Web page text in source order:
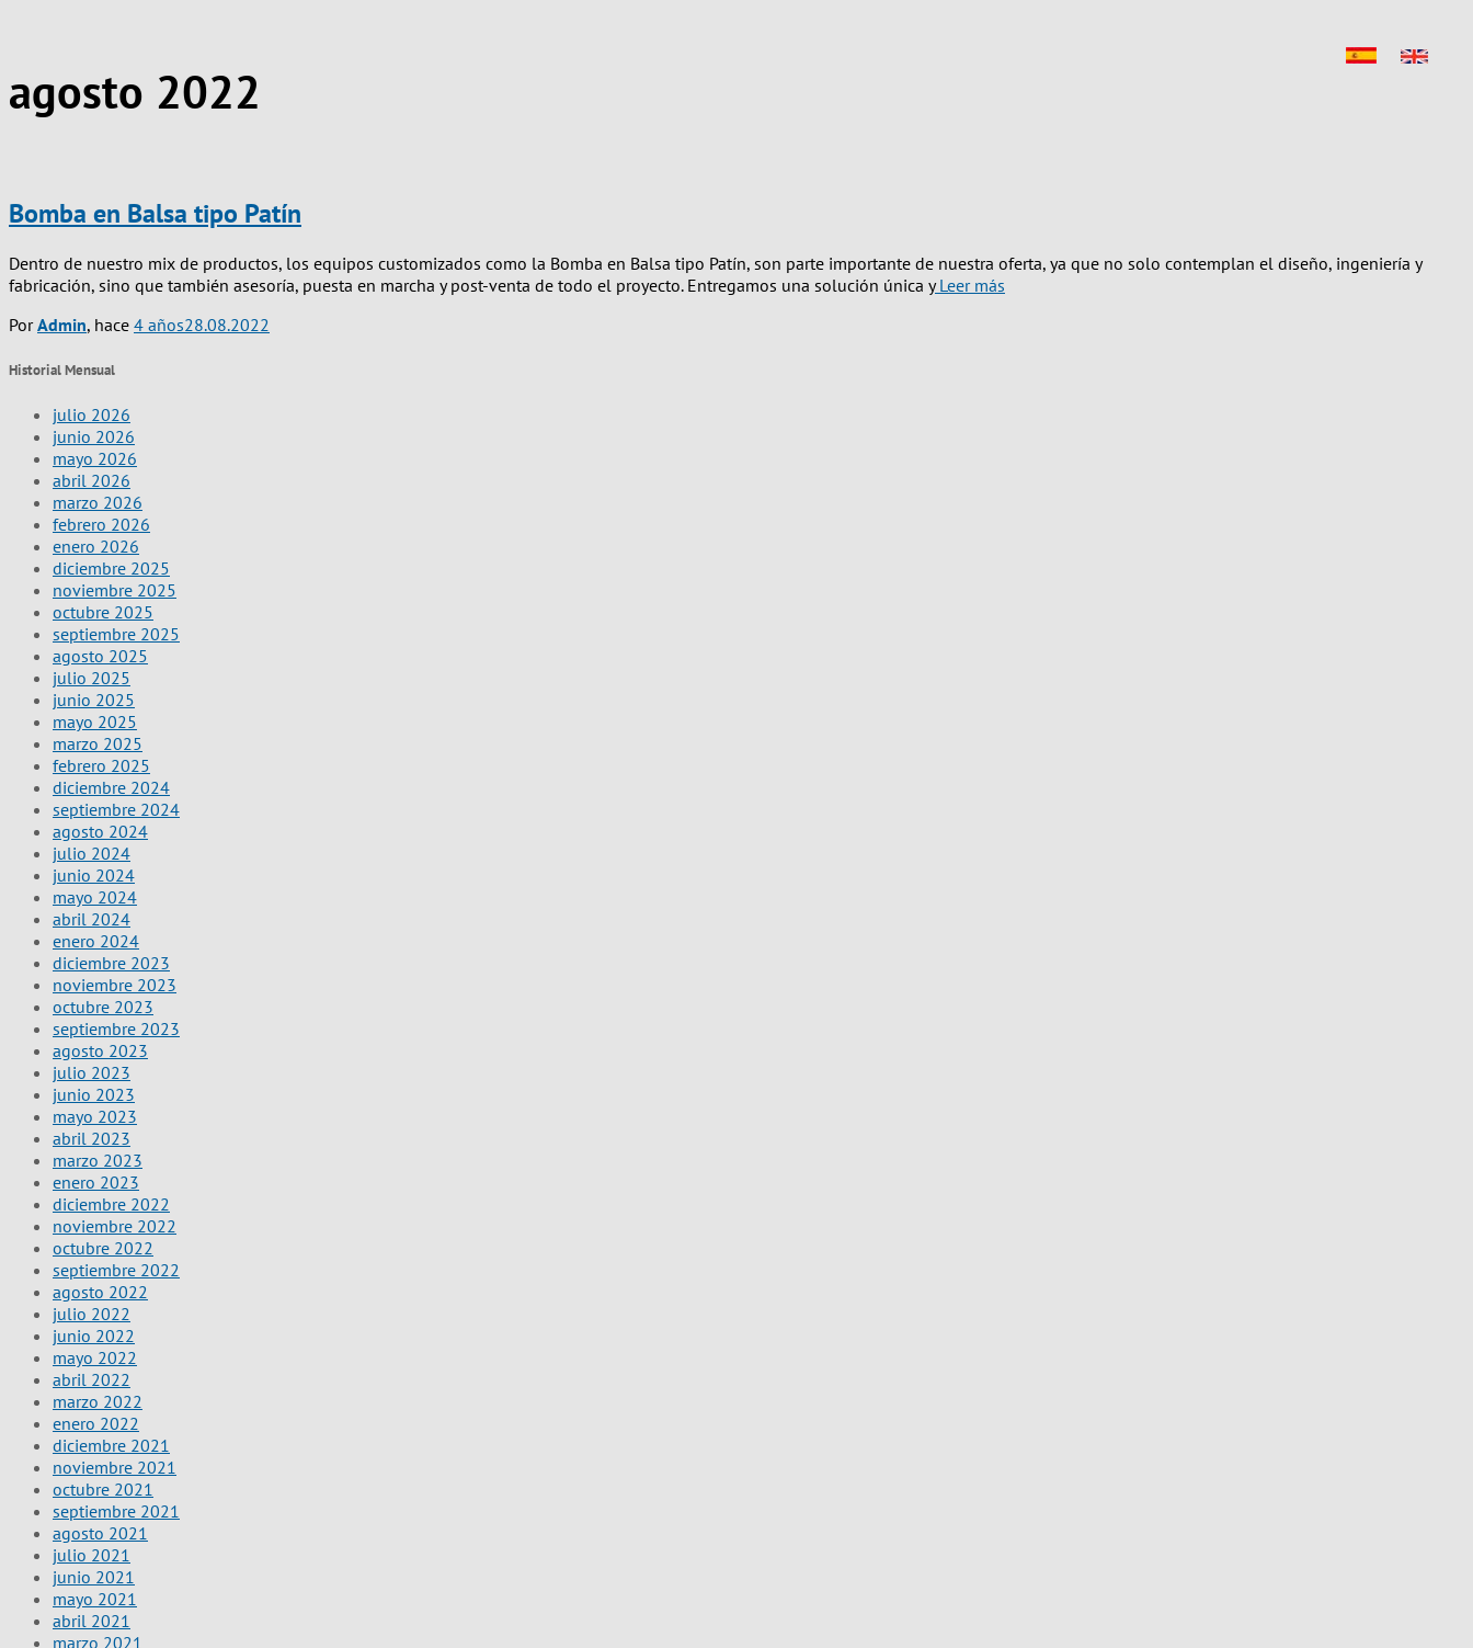
agosto 2022
Bomba en Balsa tipo Patín
Dentro de nuestro mix de productos, los equipos customizados como la Bomba en Balsa tipo Patín, son parte importante de nuestra oferta, ya que no solo contemplan el diseño, ingeniería y
fabricación, sino que también asesoría, puesta en marcha y post-venta de todo el proyecto. Entregamos una solución única yLeer más
PorAdmin, hace 4 años28.08.2022
Historial Mensual
julio 2026
junio 2026
mayo 2026
abril 2026
marzo 2026
febrero 2026
enero 2026
diciembre 2025
noviembre 2025
octubre 2025
septiembre 2025
agosto 2025
julio 2025
junio 2025
mayo 2025
marzo 2025
febrero 2025
diciembre 2024
septiembre 2024
agosto 2024
julio 2024
junio 2024
mayo 2024
abril 2024
enero 2024
diciembre 2023
noviembre 2023
octubre 2023
septiembre 2023
agosto 2023
julio 2023
junio 2023
mayo 2023
abril 2023
marzo 2023
enero 2023
diciembre 2022
noviembre 2022
octubre 2022
septiembre 2022
agosto 2022
julio 2022
junio 2022
mayo 2022
abril 2022
marzo 2022
enero 2022
diciembre 2021
noviembre 2021
octubre 2021
septiembre 2021
agosto 2021
julio 2021
junio 2021
mayo 2021
abril 2021
marzo 2021